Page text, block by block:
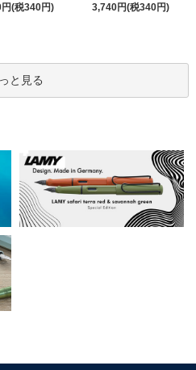
(税340円)
3,740円(税340円)
と見る